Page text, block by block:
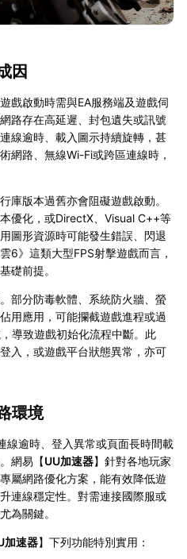
因
戲啟動時需與EA服務端及遊戲伺
路存在高延遲、封包遺失或訊號
線逾時、載入圖示持續旋轉，甚
網路、無線Wi-Fi或跨區連線時，
庫版本過舊亦會阻礙遊戲啟動。
優化，或DirectX、Visual C++等
圖形資源時可能發生錯誤、閃退
6》這類大型FPS射擊遊戲而言，
礎前提。
部分防毒軟體、系統防火牆、螢
用應用，可能攔截遊戲進程或過
導致遊戲初始化流程中斷。此
入，或遊戲平台狀態異常，亦可
環境
線逾時、登入異常或頁面長時間載
網易【UU加速器】針對各地玩家
屬網路優化方案，能有效降低遊
連線穩定性。對需連接國際服或
為關鍵。
加速器】下列功能特別實用：